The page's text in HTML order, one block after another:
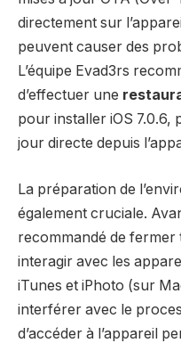
directement sur
peuvent causer des
L’équipe Evad3rs
d’effectuer une
pour installer iOS 7.0.6,
jour directe depuis
La préparation de
également cruciale.
recommandé de
interagir avec les
iTunes et iPhoto (sur
interférer avec le
d’accéder à l’appareil